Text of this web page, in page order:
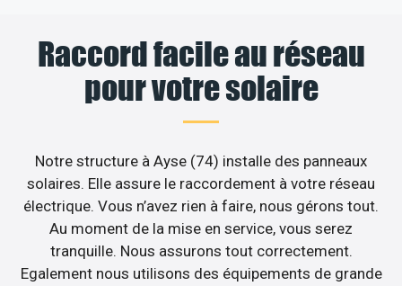
Raccord facile au réseau
pour votre solaire
Notre structure à Ayse (74) installe des panneaux
solaires. Elle assure le raccordement à votre réseau
électrique. Vous n’avez rien à faire, nous gérons tout.
Au moment de la mise en service, vous serez
tranquille. Nous assurons tout correctement.
Egalement nous utilisons des équipements de grande